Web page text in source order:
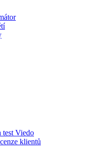
test Viedo
klientů